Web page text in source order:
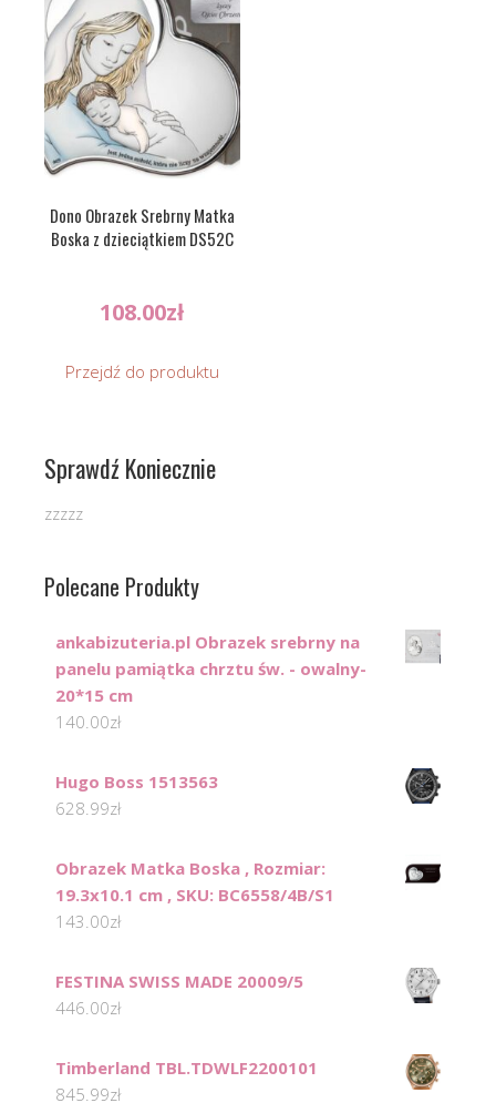
Dono Obrazek Srebrny Matka
Boska z dzieciątkiem DS52C
108.00zł
Przejdź do produktu
Sprawdź Koniecznie
zzzzz
Polecane Produkty
ankabizuteria.pl Obrazek srebrny na
panelu pamiątka chrztu św. - owalny-
20*15 cm
140.00zł
Hugo Boss 1513563
628.99zł
Obrazek Matka Boska , Rozmiar:
19.3x10.1 cm , SKU: BC6558/4B/S1
143.00zł
FESTINA SWISS MADE 20009/5
446.00zł
Timberland TBL.TDWLF2200101
845.99zł